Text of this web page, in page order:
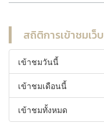
สถิติการเข้าชมเว็บ
เข้าชมวันนี้
เข้าชมเดือนนี้
เข้าชมทั้งหมด